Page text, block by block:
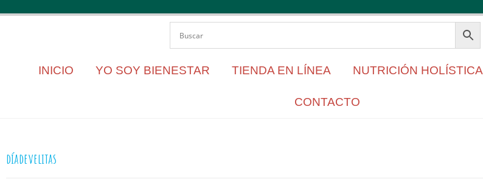
INICIO YO SOY BIENESTAR TIENDA EN LÍNEA NUTRICIÓN HOLÍSTICA
CONTACTO
díadevelitas